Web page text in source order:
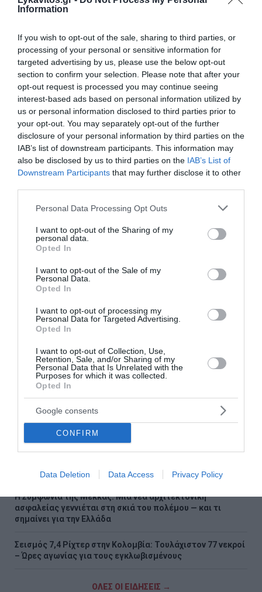
Information
If you wish to opt-out of the sale, sharing to third parties, or
processing of your personal or sensitive information for
targeted advertising by us, please use the below opt-out
section to confirm your selection. Please note that after your
opt-out request is processed you may continue seeing
interest-based ads based on personal information utilized by
us or personal information disclosed to third parties prior to
your opt-out. You may separately opt-out of the further
disclosure of your personal information by third parties on the
IAB’s list of downstream participants. This information may
also be disclosed by us to third parties on the IAB’s List of
Downstream Participants that may further disclose it to other
Please note that this website/app uses one or more Google
not limited to your visit or usage behaviour. You may click to
grant or deny consent to Google and its third-party tags to
use your data for below specified purposes in below Google
consent section.
Personal Data Processing Opt Outs
I want to opt-out of the Sharing of my
personal data.
Opted In
I want to opt-out of the Sale of my
Personal Data.
Opted In
I want to opt-out of processing my
Personal Data for Targeted Advertising.
Opted In
I want to opt-out of Collection, Use,
Retention, Sale, and/or Sharing of my
Personal Data that Is Unrelated with the
Purposes for which it was collected.
Opted In
Google consents
CONFIRM
Data Deletion Data Access Privacy Policy
Καναδά
Ακολουθήστε το Lykavitos.gr
στο Google News
και μάθετε πρώτοι όλες τις
ειδήσεις
στον Κουβαρά
ΗΠΑ: Πάνω από 175.000 βίζες ανακάλεσε η κυβέρνηση
Τραμπ – Πόσες αφορούσαν τον «τουρισμό γέννας»
Τηλεφωνική συνομιλία Γεραπετρίτη με τον Αιγύπτιο
ομόλογό του
Καβάλα: Έσβησε η φωτιά στο Κοκκινόχωμα, μεγάλη
κινητοποίηση πυροσβεστών και εθελοντών
Αυστρία: Εξάρθρωσε δίκτυο που προμήθευε τη ρωσική
αμυντική βιομηχανία παρά τις κυρώσεις
Ρωσία: Το Ανώτατο Δικαστήριο απέκλεισε το αντι-
πολεμικό κόμμα Yabloko από τις βουλευτικές εκλογές
Γιαννακόπουλος: «Του χρόνου θα υπογράψω τον Γιόκιτς –
Επιστρέφει το λάβαρο του Μποντιρόγκα»
τις φλόγες – Ο απολογισμός του Δήμου Μεγαρέων
Η Συμφωνία της Μέκκας: Μια νέα αρχιτεκτονική
ασφαλείας γεννιέται στη σκιά του πολέμου — και τι
σημαίνει για την Ελλάδα
Σεισμός 7,4 Ρίχτερ στην Κολομβία: Τουλάχιστον 77 νεκροί
– Ώρες αγωνίας για τους εγκλωβισμένους
ΟΛΕΣ ΟΙ ΕΙΔΗΣΕΙΣ →